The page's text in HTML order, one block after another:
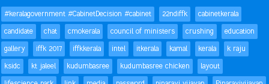
#keralagovernment #CabinetDecision #cabinet 22ndiffk
cabinetkerala
candidate
chat cmokerala council of ministers crushing
education
gallery
iffk 2017 iffkkerala intel itkerala kamal kerala
k raju
ksidc
kt jaleel kudumbasree kudumbasree chicken
layout